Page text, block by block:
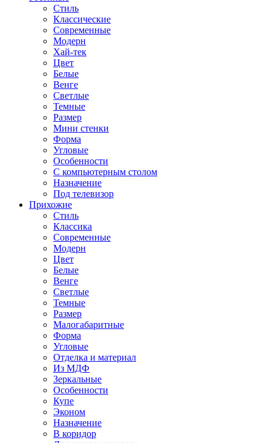
Стиль
Классические
Современные
Модерн
Хай-тек
Цвет
Белые
Венге
Светлые
Темные
Размер
Мини стенки
Форма
Угловые
Особенности
С компьютерным столом
Назначение
Под телевизор
Прихожие
Стиль
Классика
Современные
Модерн
Цвет
Белые
Венге
Светлые
Темные
Размер
Малогабаритные
Форма
Угловые
Отделка и материал
Из МДФ
Зеркальные
Особенности
Купе
Эконом
Назначение
В коридор